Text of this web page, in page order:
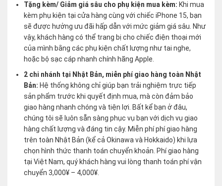
Tặng kèm/ Giảm giá sâu cho phụ kiện mua kèm: Khi mua
kèm phụ kiện tại cửa hàng cùng với chiếc iPhone 15, bạn
sẽ được hưởng ưu đãi hấp dẫn với mức giảm giá sâu. Như
vậy, khách hàng có thể trang bị cho chiếc điện thoại mới
của mình bằng các phụ kiện chất lượng như tai nghe,
hoặc bộ sạc cáp nhanh chính hãng Apple.
2 chi nhánh tại Nhật Bản, miễn phí giao hàng toàn Nhật
Bản: Hệ thống không chỉ giúp bạn trải nghiệm trực tiếp
sản phẩm trước khi quyết định mua, mà còn đảm bảo
giao hàng nhanh chóng và tiện lợi. Bất kể bạn ở đâu,
chúng tôi sẽ luôn sẵn sàng phục vụ bạn với dịch vụ giao
hàng chất lượng và đáng tin cậy. Miễn phí phí giao hàng
trên toàn Nhật Bản (kể cả Okinawa và Hokkaido) khi lựa
chọn hình thức thanh toán chuyển khoản. Phí giao hàng
tại Việt Nam, quý khách hàng vui lòng thanh toán phí vận
chuyển 3,000¥ – 4,000¥.